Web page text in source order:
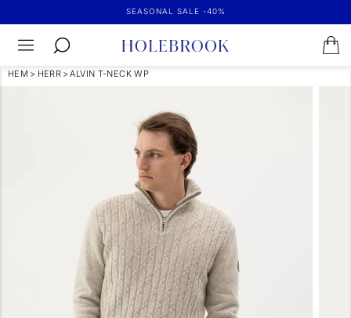
SEASONAL SALE -40%
HEM > HERR > ALVIN T-NECK WP